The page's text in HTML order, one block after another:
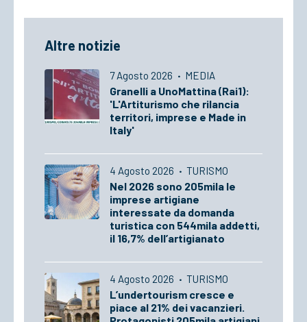
Altre notizie
7 Agosto 2026 · MEDIA
Granelli a UnoMattina (Rai1):
'L'Artiturismo che rilancia
territori, imprese e Made in
Italy'
4 Agosto 2026 · TURISMO
Nel 2026 sono 205mila le
imprese artigiane
interessate da domanda
turistica con 544mila addetti,
il 16,7% dell’artigianato
4 Agosto 2026 · TURISMO
L’undertourism cresce e
piace al 21% dei vacanzieri.